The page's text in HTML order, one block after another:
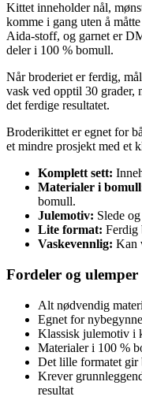
Kittet inneholder nål,
komme i gang uten å
Aida-stoff, og garnet er
deler i 100 % bomull.
Når broderiet er ferdig,
vask ved opptil 30 grader,
det ferdige resultatet.
Broderikittet er egnet for
et mindre prosjekt med et
Komplett sett:
Materialer i
bomull.
Julemotiv: Slede
Lite format: Ferdig
Vaskevennlig: Kan
Fordeler og ulemper
Alt nødvendig
Egnet for
Klassisk julemotiv i
Materialer i 100 %
Det lille formatet gir
Krever
resultat